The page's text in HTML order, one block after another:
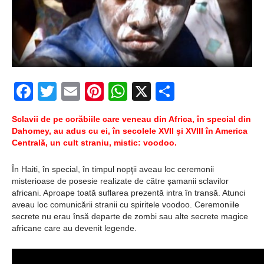
zburătoare în Mexic
Magia în Thailanda
Madona lacrimilor
(Silcilia)
Uimitoarea viaţă a
Teresei Neumann
misterios vizitat şi
de sfântul Petre
Vrăjitorul Merlin şi
Facebook
Twitter
EmailPinterest
WhatsApp
X
Sclavii de pe corăbiile care veneau din Africa, în special din
Dahomey, au adus cu ei, în secolele XVII şi XVIII în America
Centrală, un cult straniu, mistic: voodoo.
În Haiti, în special, în timpul nopţii aveau loc ceremonii
misterioase de posesie realizate de către şamanii sclavilor
africani. Aproape toată suflarea prezentă intra în transă. Atunci
aveau loc comunicării stranii cu spiritele voodoo. Ceremoniile
secrete nu erau însă departe de zombi sau alte secrete magice
africane care au devenit legende.